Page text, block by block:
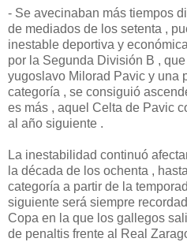
- Se avecinaban más tiempos
de mediados de los setenta ,
inestable deportiva y
por la Segunda División B ,
yugoslavo Milorad Pavic y una
categoría , se consiguió
es más , aquel Celta de Pavic
al año siguiente .
La inestabilidad continuó
la década de los ochenta ,
categoría a partir de la
siguiente será siempre
Copa en la que los gallegos
de penaltis frente al Real